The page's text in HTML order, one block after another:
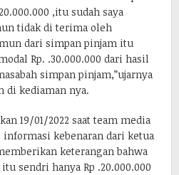
,itu sudah saya
tidak di terima oleh
dari simpan pinjam itu
Rp. .30.000.000 dari hasil
simpan pinjam,”ujarnya
di kediaman nya.
19/01/2022 saat team media
kebenaran dari ketua
keterangan bahwa
sendri hanya Rp .20.000.000